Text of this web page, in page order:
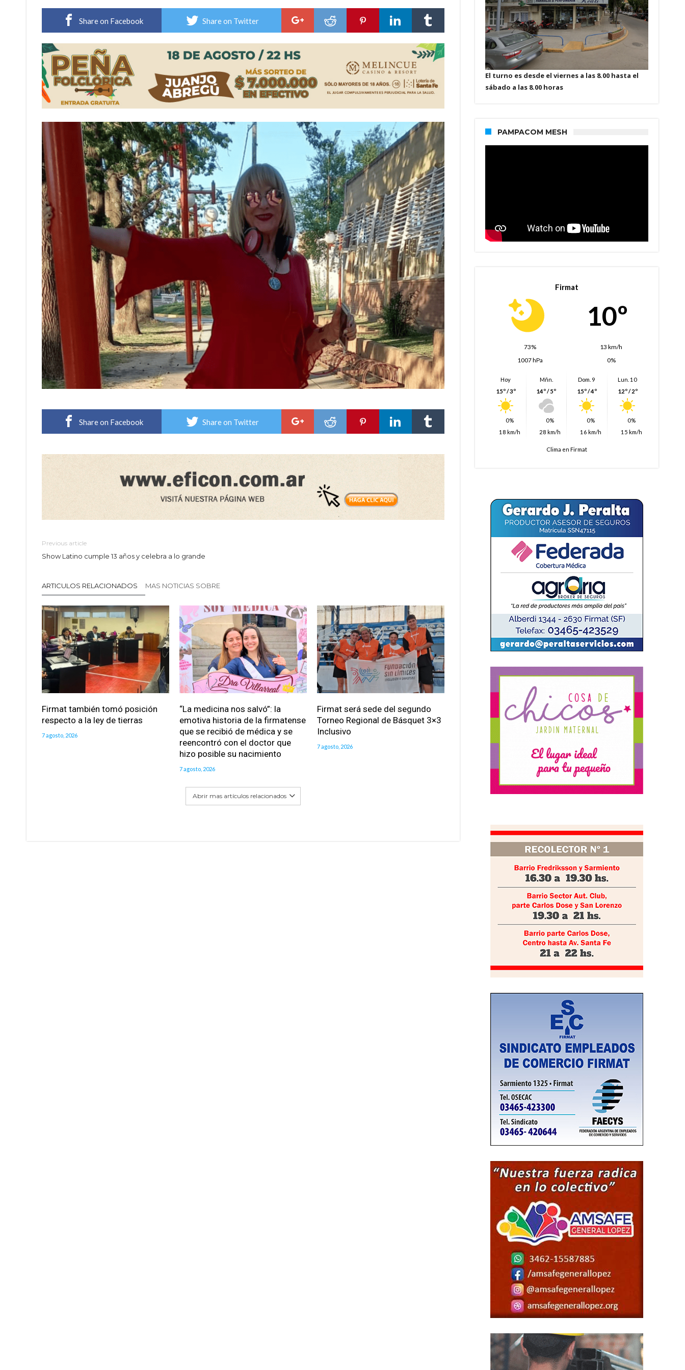
Share on Facebook Share on Twitter
Share on Facebook Share on Twitter
Previous article
Show Latino cumple 13 años y celebra a lo grande
ARTICULOS RELACIONADOS MAS NOTICIAS SOBRE
Firmat también tomó posición
respecto a la ley de tierras
7 agosto, 2026
“La medicina nos salvó”: la
emotiva historia de la firmatense
que se recibió de médica y se
reencontró con el doctor que
hizo posible su nacimiento
7 agosto, 2026
Firmat será sede del segundo
Torneo Regional de Básquet 3×3
Inclusivo
7 agosto, 2026
Abrir mas artículos relacionados
El turno es desde el viernes a las 8.00 hasta el
sábado a las 8.00 horas
PAMPACOM MESH
Firmat
10º
73%
13 km/h
1007 hPa
0%
Hoy
15º / 3º
0%
18 km/h
Mñn.
14º / 5º
0%
28 km/h
Dom. 9
15º / 4º
0%
16 km/h
Lun. 10
12º / 2º
0%
15 km/h
Clima en Firmat